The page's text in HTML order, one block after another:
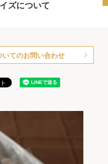
ズについて
いてのお問い合わせ